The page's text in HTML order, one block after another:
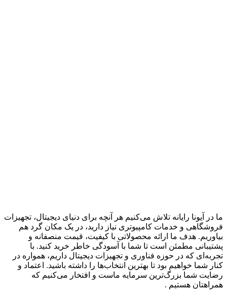
ما در آیونا رایانه تلاش می‌کنیم هر آنچه برای دنیای دیجیتال، تجهیزات
فروشگاهی و خدمات کامپیوتری نیاز دارید، در یک مکان گرد هم
بیاوریم. هدف ما ارائه محصولاتی با کیفیت، قیمت منصفانه و
پشتیبانی مطمئن است تا شما با آسودگی خاطر خرید کنید. با
تجربه‌ای که در حوزه فناوری و تجهیزات دیجیتال داریم، همواره در
کنار شما خواهیم بود تا بهترین انتخاب‌ها را داشته باشید. اعتماد و
رضایت شما بزرگ‌ترین سرمایه ماست و افتخار می‌کنیم که
همراهتان هستیم .